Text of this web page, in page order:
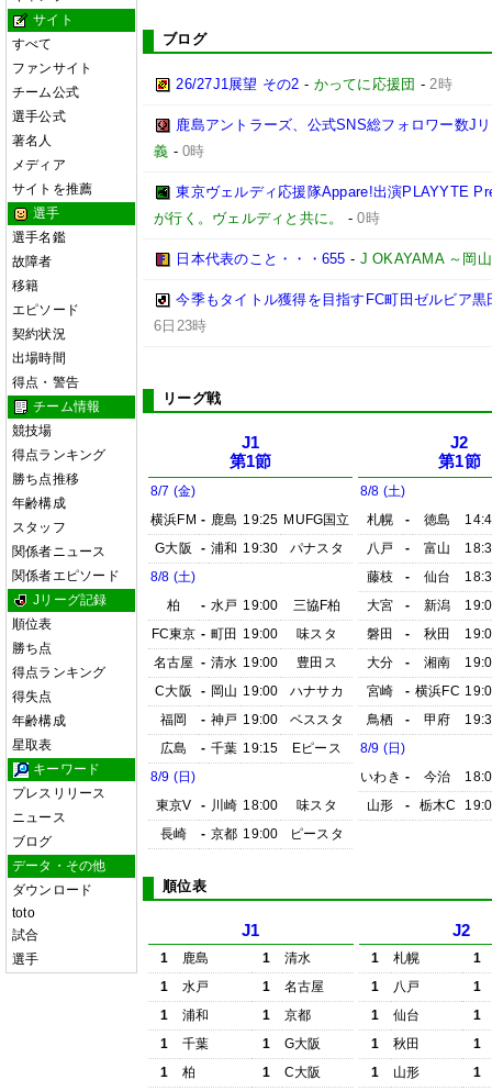
サイト
すべて
ファンサイト
チーム公式
選手公式
著名人
メディア
サイトを推薦
選手
選手名鑑
故障者
移籍
エピソード
契約状況
出場時間
得点・警告
チーム情報
競技場
得点ランキング
勝ち点推移
年齢構成
スタッフ
関係者ニュース
関係者エピソード
Jリーグ記録
順位表
勝ち点
得点ランキング
得失点
年齢構成
星取表
キーワード
プレスリリース
ニュース
ブログ
データ・その他
ダウンロード
toto
試合
選手
ブログ
26/27J1展望 その2 - かってに応援団 -2時
鹿島アントラーズ、公式SNS総フォロワー数J
義 -0時
東京ヴェルディ応援隊Appare!出演PLAYYTE
が行く。ヴェルディと共に。
-0時
日本代表のこと・・・655 - J OKAYAMA ～岡
今季もタイトル獲得を目指すFC町田ゼルビア
6日23時
リーグ戦
J1
第1節
8/7 (金)
横浜FM - 鹿島 19:25 MUFG国立
G大阪
- 浦和 19:30
パナスタ
8/8 (土)
柏
- 水戸 19:00
三協F柏
FC東京 - 町田 19:00
味スタ
名古屋 - 清水 19:00
豊田ス
C大阪
- 岡山 19:00
ハナサカ
福岡
- 神戸 19:00
ベススタ
広島
- 千葉 19:15
Eピース
8/9 (日)
東京V
- 川崎 18:00
味スタ
長崎
- 京都 19:00 ピースタ
J2
第1節
8/8 (土)
札幌
- 徳島
八戸
- 富山
藤枝
- 仙台
大宮
- 新潟
磐田
- 秋田
大分
- 湘南
宮崎
- 横浜FC
鳥栖
- 甲府
8/9 (日)
いわき - 今治
山形
- 栃木C
順位表
J1
1 鹿島 1
清水
1
水戸 1
名古屋
1
浦和 1
京都
1
千葉 1
G大阪
1
柏 1
C大阪
J2
1 札幌
1
1
八戸
1
1
仙台
1
1
秋田
1
1
山形
1